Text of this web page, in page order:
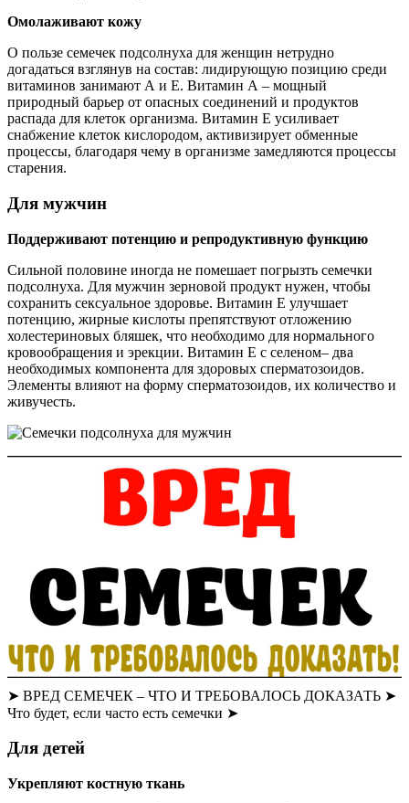
Омолаживают кожу
О пользе семечек подсолнуха для женщин нетрудно
догадаться взглянув на состав: лидирующую позицию среди
витаминов занимают А и Е. Витамин А – мощный
природный барьер от опасных соединений и продуктов
распада для клеток организма. Витамин Е усиливает
снабжение клеток кислородом, активизирует обменные
процессы, благодаря чему в организме замедляются процессы
старения.
Для мужчин
Поддерживают потенцию и репродуктивную функцию
Сильной половине иногда не помешает погрызть семечки
подсолнуха. Для мужчин зерновой продукт нужен, чтобы
сохранить сексуальное здоровье. Витамин Е улучшает
потенцию, жирные кислоты препятствуют отложению
холестериновых бляшек, что необходимо для нормального
кровообращения и эрекции. Витамин Е с селеном– два
необходимых компонента для здоровых сперматозоидов.
Элементы влияют на форму сперматозоидов, их количество и
живучесть.
➤ ВРЕД СЕМЕЧЕК – ЧТО И ТРЕБОВАЛОСЬ ДОКАЗАТЬ ➤
Что будет, если часто есть семечки ➤
Для детей
Укрепляют костную ткань